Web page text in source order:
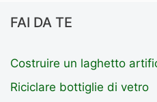
FAI DA TE
Costruire un laghetto
Riciclare bottiglie di vetro